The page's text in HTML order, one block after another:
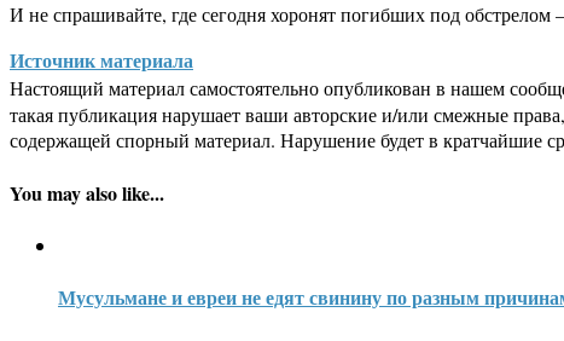
И не спрашивайте, где сегодня хоронят погибших под
Источник материала
Настоящий материал самостоятельно опубликован в нашем
такая публикация нарушает ваши авторские и/или смежные
содержащей спорный материал. Нарушение будет в кратчайшие
You may also like...
Мусульмане и евреи не едят свинину по разным